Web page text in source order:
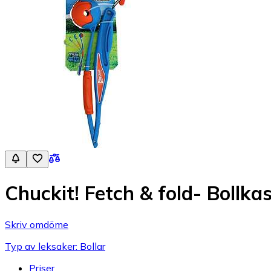
Chuckit! Fetch & fold-
Skriv omdöme
Typ av leksaker: Bollar
Priser